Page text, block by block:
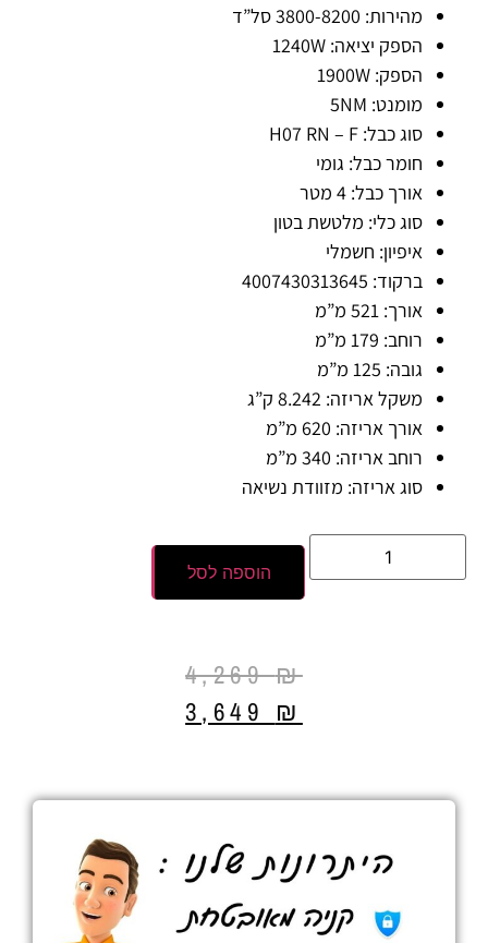
מהירות: 3800-8200 סל”ד
הספק יציאה: 1240W
הספק: 1900W
מומנט: 5NM
סוג כבל: H07 RN – F
חומר כבל: גומי
אורך כבל: 4 מטר
סוג כלי: מלטשת בטון
איפיון: חשמלי
ברקוד: 4007430313645
אורך: 521 מ”מ
רוחב: 179 מ”מ
גובה: 125 מ”מ
משקל אריזה: 8.242 ק”ג
אורך אריזה: 620 מ”מ
רוחב אריזה: 340 מ”מ
סוג אריזה: מזוודת נשיאה
הוספה לסל
4,269₪
3,649 ₪